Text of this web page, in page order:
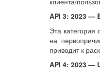
API 3: 2023 —
Эта
на
приводит к
API 4: 2023 —